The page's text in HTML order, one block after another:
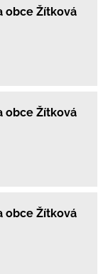
obce Žítková
obce Žítková
obce Žítková